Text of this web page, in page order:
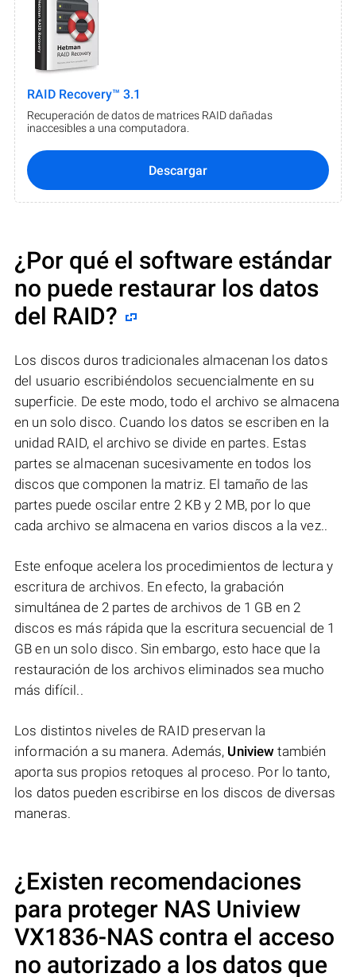
RAID Recovery™ 3.1
Recuperación de datos de matrices RAID dañadas
inaccesibles a una computadora.
Descargar
¿Por qué el software estándar
no puede restaurar los datos
del RAID?
Los discos duros tradicionales almacenan los datos
del usuario escribiéndolos secuencialmente en su
superficie. De este modo, todo el archivo se almacena
en un solo disco. Cuando los datos se escriben en la
unidad RAID, el archivo se divide en partes. Estas
partes se almacenan sucesivamente en todos los
discos que componen la matriz. El tamaño de las
partes puede oscilar entre 2 KB y 2 MB, por lo que
cada archivo se almacena en varios discos a la vez..
Este enfoque acelera los procedimientos de lectura y
escritura de archivos. En efecto, la grabación
simultánea de 2 partes de archivos de 1 GB en 2
discos es más rápida que la escritura secuencial de 1
GB en un solo disco. Sin embargo, esto hace que la
restauración de los archivos eliminados sea mucho
más difícil..
Los distintos niveles de RAID preservan la
información a su manera. Además, Uniview también
aporta sus propios retoques al proceso. Por lo tanto,
los datos pueden escribirse en los discos de diversas
maneras.
¿Existen recomendaciones
para proteger NAS Uniview
VX1836-NAS contra el acceso
no autorizado a los datos que